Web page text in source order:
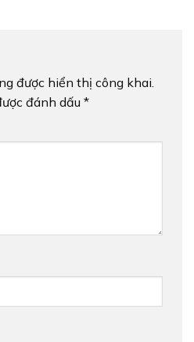
được hiển thị công khai.
đánh dấu *